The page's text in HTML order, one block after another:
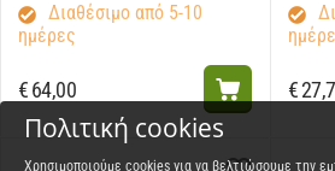
Διαθέσιμο από 5-10
ημέρες
€64,00 €
Πολιτική cookies
Χρησιμοποιούμε cookies για να βελτιώσουμε την